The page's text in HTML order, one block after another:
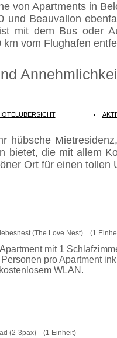
von Apartments in
und Beauvallon
mit dem Bus oder
vom Flughafen
hübsche
bietet, die mit allem
Ort für einen tollen
(The Love Nest) (1
mit 1
pro Apartment
WLAN.
(2-3pax) (1 Einheit)